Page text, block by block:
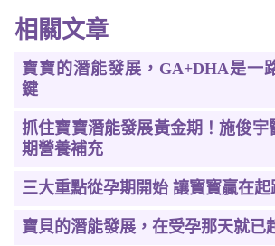
相關文章
寶寶的潛能發展，GA+DHA是一
鍵
抓住寶寶潛能發展黃金期！施俊宇
期營養補充
三大重點從孕期開始 讓寳寳贏在起
寶貝的潛能發展，在受孕那天就已